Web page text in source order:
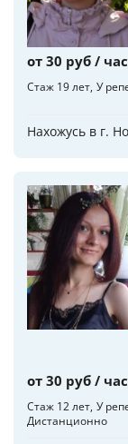
от 30 руб / час
Стаж 19 лет У
Нахожусь в г.
от 30 руб / час
Стаж 12 лет У
Дистанционно